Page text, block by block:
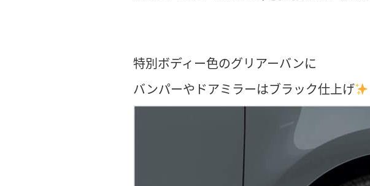
特別ボディー色のグリアーバンに
バンパーやドアミラーはブラック仕上げ